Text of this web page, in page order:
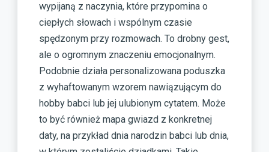
wypijaną z naczynia, które przypomina o
ciepłych słowach i wspólnym czasie
spędzonym przy rozmowach. To drobny gest,
ale o ogromnym znaczeniu emocjonalnym.
Podobnie działa personalizowana poduszka
z wyhaftowanym wzorem nawiązującym do
hobby babci lub jej ulubionym cytatem. Może
to być również mapa gwiazd z konkretnej
daty, na przykład dnia narodzin babci lub dnia,